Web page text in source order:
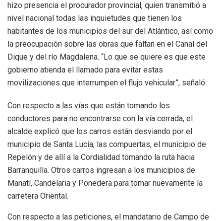
hizo presencia el procurador provincial, quien transmitió a
nivel nacional todas las inquietudes que tienen los
habitantes de los municipios del sur del Atlántico, así como
la preocupación sobre las obras que faltan en el Canal del
Dique y del río Magdalena. “Lo que se quiere es que este
gobierno atienda el llamado para evitar estas
movilizaciones que interrumpen el flujo vehicular”, señaló.
Con respecto a las vías que están tomando los
conductores para no encontrarse con la vía cerrada, el
alcalde explicó que los carros están desviando por el
municipio de Santa Lucía, las compuertas, el municipio de
Repelón y de allí a la Cordialidad tomando la ruta hacia
Barranquilla. Otros carros ingresan a los municipios de
Manatí, Candelaria y Ponedera para tomar nuevamente la
carretera Oriental.
Con respecto a las peticiones, el mandatario de Campo de